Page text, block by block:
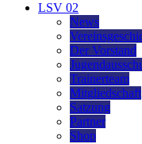
LSV 02
News
Der Vorstand
Trainerteam
Mitgliedschaft
Satzung
Partner
Shop